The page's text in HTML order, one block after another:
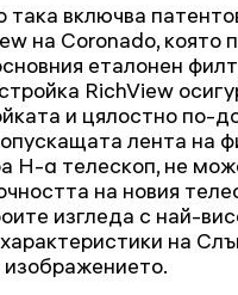
включва
на Coronado, която
еталонен
RichView
и цялостно по-
лента на
H-α телескоп, не
на новия
изгледа с най-
на
изображението.